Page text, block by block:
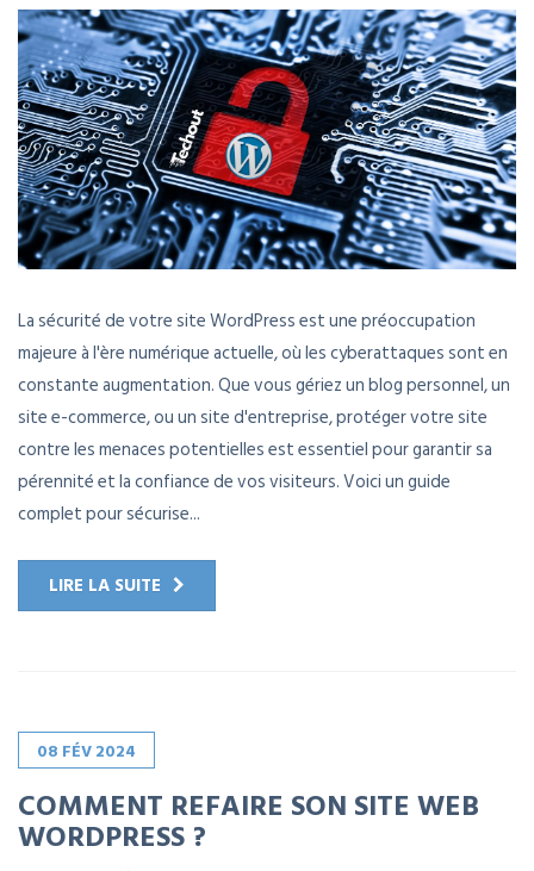
La sécurité de votre site WordPress est une préoccupation
majeure à l'ère numérique actuelle, où les cyberattaques sont en
constante augmentation. Que vous gériez un blog personnel, un
site e-commerce, ou un site d'entreprise, protéger votre site
contre les menaces potentielles est essentiel pour garantir sa
pérennité et la confiance de vos visiteurs. Voici un guide
complet pour sécurise...
LIRE LA SUITE
08 FÉV2024
COMMENT REFAIRE SON SITE WEB
WORDPRESS ?